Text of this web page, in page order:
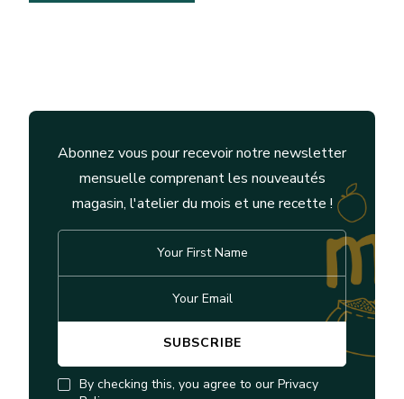
Abonnez vous pour recevoir notre newsletter
mensuelle comprenant les nouveautés
magasin, l'atelier du mois et une recette !
By checking this, you agree to our Privacy